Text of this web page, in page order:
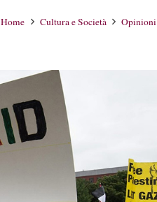
Home Cultura e Società Opinioni